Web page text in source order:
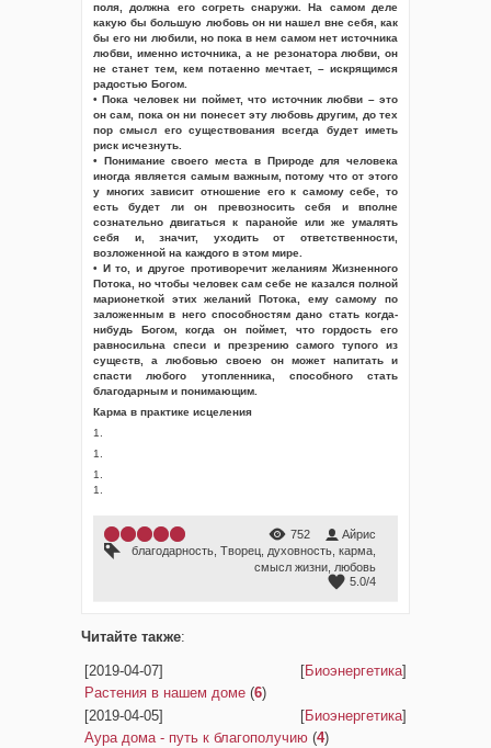
поля, должна его согреть снаружи. На самом деле
какую бы большую любовь он ни нашел вне себя, как
бы его ни любили, но пока в нем самом нет источника
любви, именно источника, а не резонатора любви, он
не станет тем, кем потаенно мечтает, – искрящимся
радостью Богом.
• Пока человек ни поймет, что источник любви – это
он сам, пока он ни понесет эту любовь другим, до тех
пор смысл его существования всегда будет иметь
риск исчезнуть.
• Понимание своего места в Природе для человека
иногда является самым важным, потому что от этого
у многих зависит отношение его к самому себе, то
есть будет ли он превозносить себя и вполне
сознательно двигаться к паранойе или же умалять
себя и, значит, уходить от ответственности,
возложенной на каждого в этом мире.
• И то, и другое противоречит желаниям Жизненного
Потока, но чтобы человек сам себе не казался полной
марионеткой этих желаний Потока, ему самому по
заложенным в него способностям дано стать когда-
нибудь Богом, когда он поймет, что гордость его
равносильна спеси и презрению самого тупого из
существ, а любовью своею он может напитать и
спасти любого утопленника, способного стать
благодарным и понимающим.
Карма в практике исцеления
1.
1.
1.
1.
752
Айрис
благодарность Творец духовность карма
смысл жизни любовь
5.0/4
Читайте также:
[2019-04-07] [Биоэнергетика]
Растения в нашем доме (6)
[2019-04-05]
[Биоэнергетика]
Аура дома - путь к благополучию (4)